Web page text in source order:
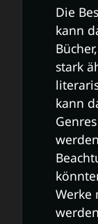
Die
kann
stark
kann
Werke